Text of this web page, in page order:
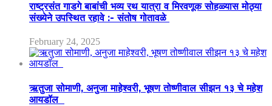
राष्ट्रसंत गाडगे बाबांची भव्य रथ यात्रा व मिरवणूक सोहळ्यास मोठ्या
संख्येने उपस्थित रहावे :- संतोष गोतावळे
February 24, 2025
ऋतुजा सोमाणी, अनुजा माहेश्वरी, भूषण तोष्णीवाल सीझन १३ चे महेश
आयडॉल